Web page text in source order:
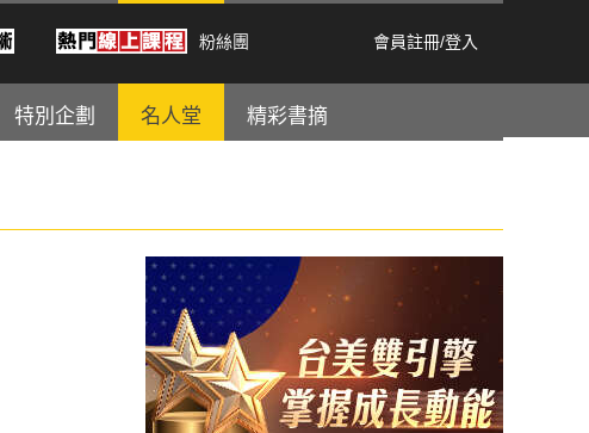
粉絲團 會員註冊/登入
特別企劃 名人堂 精彩書摘